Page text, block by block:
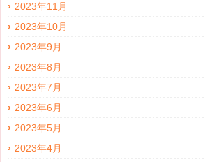
2023年11月
2023年10月
2023年9月
2023年8月
2023年7月
2023年6月
2023年5月
2023年4月